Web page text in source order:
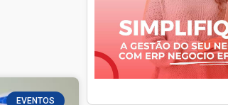
EVENTOS